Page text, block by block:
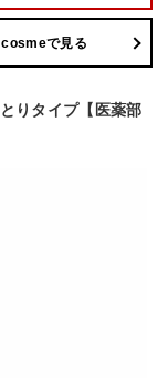
で見る
りタイプ【医薬部